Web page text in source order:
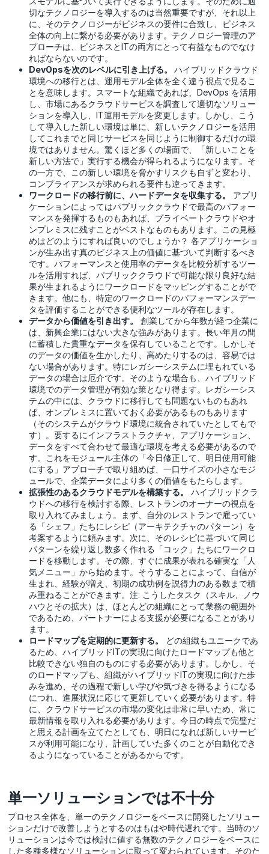
切なテクノロジーを導入するのは当然重要ですが、それ以上
に、そのテクノロジーがビジネスの要件に合致し、ビジネス
全体の向上に繋がる必要があります。テクノロジー管理のア
プローチは、ビジネスとITの両方にとって有益なものでなけ
ればならないのです。
DevOpsを次のレベルに引き上げる。ハイブリッドクラウド
環境への移行とは、運用モデル全体を全く違う視点で見るこ
とを意味します。スマートな組織であれば、DevOps を活用
し、市場にあるクラウドサービスを調査して適切なソリュー
ションを導入し、IT運用モデルを変更します。しかし、こう
して導入した新しい環境は単に、新しいテクノロジーを活用
してこれまでと同じサービスを同じように制御するだけの環
境ではありません。驚くほど多くの場面で、「新しいことを
新しい方法で」実行する機会が得られるようになります。そ
の一方で、この新しい環境を脅かすリスクも自ずと変わり、
コンプライアンスが求められる要件も違ってきます。
ワークロードの移行前に、ハードデータを収集する。
アプリ
ケーションによってはパブリッククラウドで最高のパフォー
マンスを発揮するものもあれば、プライベートクラウドやオ
ンプレミスに残すことがベストなものもあります。この見極
めはどのようにすれば良いのでしょうか？ 各アプリケーショ
ンが生み出す真のビジネス上の価値に基づいて判断するべき
です。パフォーマンスと使用率のデータを比較分析するツー
ルを活用すれば、パブリッククラウドで可能な限り良好な結
果が生まれるようにワークロードをマッピングすることがで
きます。他にも、特定のワークロードのパフォーマンスデー
タを評価することができる便利なツールが存在します。
データから価値を引き出す。
創業してから年数が経つ企業に
は、新興企業にはない大きな強みがあります。長い年月の間
に蓄積した貴重なデータを保有していることです。しかしそ
のデータの価値を生かしたり、高めたりするのは、容易では
ない場合があります。特にレガシーシステムに埋もれている
データの場合は厄介です。そのような場合も、ハイブリッド
環境でのデータ管理が有効な策となり得ます。レガシーシス
テムの中には、クラウドに移行しても問題ないものもあれ
ば、オンプレミスに置いておく必要があるものもあります
（そのシステムがクラウド環境に統合されていたとしてもで
す）。要するにインフラストラクチャ、アプリケーション、
データをすべて合わせて最適な環境を考える必要があるので
す。これをモジュール主体の「今日修正して、明日使用可能
にする」アプローチで取り組めば、一口サイズの小さなモジ
ュールで、企業データにより多くの価値をもたらします。
拡張性のあるクラウドモデルを構築する。
ハイブリッドクラ
ウドへの移行を検討する際、レストランのオーナーの視点を
取り入れてみましょう。まず、自分のレストランで雇ってい
る「シェフ」たちにレシピ（アーキテクチャのパターン）を
考案するように頼みます。次に、そのレシピに基づいて同じ
パターンを繰り返し数多く作れる「コック」たちにワークロ
ードを移動します。その際、すぐに成果が表れる確実な「人
気メニュー」から始めます。そうすることによって、自信が
生まれ、経験が増え、初期の成功例を説得力のある数まで積
み重ねることができます。注: こうしたタスク（スキル、ノウ
ハウとその拡大）は、ほとんどの組織にとって業務の範囲外
であるため、パートナーによる支援が必要になることがあり
ます。
ロードマップを定期的に更新する。
どの組織もユニークであ
るため、ハイブリッドITの実現に向けたロードマップも他と
比較できない独自のものにする必要があります。しかし、そ
のロードマップも、組織がハイブリッドITの実現に向けた歩
みを進め、その過程で新しい学びや気づきを得るようになる
につれ、進展状況に応じて更新していく必要があります。特
に、クラウドサービスの市場の変化は非常に早いため、常に
最新情報を取り入れる必要があります。今日の時点で完璧だ
と思える計画を立てたとしても、明日になれば新しいサービ
スが利用可能になり、計画していた多くのことが自動化でき
るようになっていることがあるからです。
単一ソリューションでは不十分
プロセス全体を、単一のテクノロジーをベースに開発したソリュー
ションだけで改善しようとするのはもはや時代遅れです。当時のソ
リューションは今では検討に値する無数のテクノロジーをベースに
した多種多様なソリューションに取って変わられています。そのた